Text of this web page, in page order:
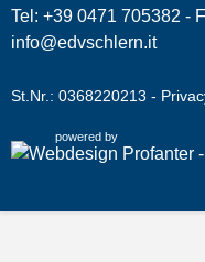
Tel: +39 0471 705382 -
info@edvschlern.it
St.Nr.: 0368220213 -
powered by